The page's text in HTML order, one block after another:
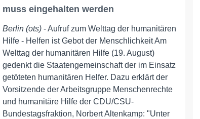
muss eingehalten werden
Berlin (ots)- Aufruf zum Welttag der humanitären
Hilfe - Helfen ist Gebot der Menschlichkeit Am
Welttag der humanitären Hilfe (19. August)
gedenkt die Staatengemeinschaft der im Einsatz
getöteten humanitären Helfer. Dazu erklärt der
Vorsitzende der Arbeitsgruppe Menschenrechte
und humanitäre Hilfe der CDU/CSU-
Bundestagsfraktion, Norbert Altenkamp: "Unter